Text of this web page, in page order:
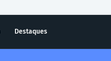
Destaques